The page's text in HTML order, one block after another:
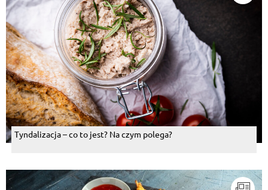
Tyndalizacja – co to jest? Na czym polega?